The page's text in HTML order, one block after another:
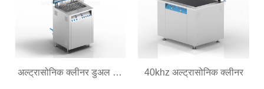
अल्ट्रासोनिक क्लीनर डुअल फ्रिक्वेन्सी 40khz अल्ट्रासोनिक क्लीनर